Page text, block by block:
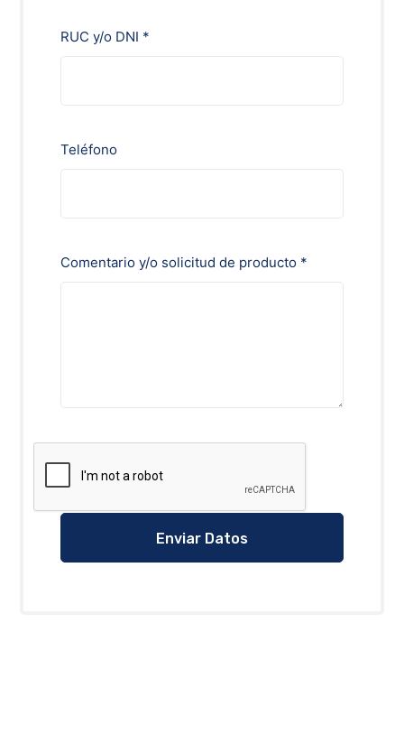
RUC y/o DNI *
Teléfono
Comentario y/o solicitud de producto *